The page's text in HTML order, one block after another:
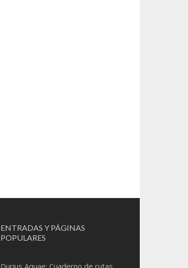
ENTRADAS Y PÁGINAS
POPULARES
Durius Aquae: Cuaderno de rutas